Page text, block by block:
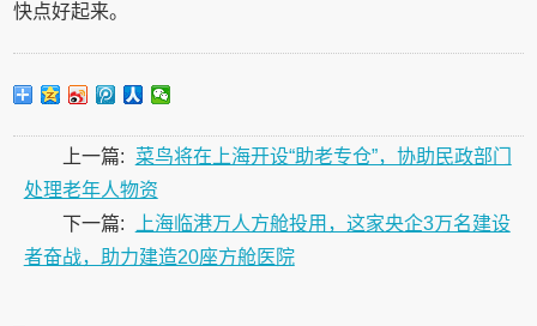
快点好起来。
上一篇:
菜鸟将在上海开设“助老专仓”，协助民政部门
处理老年人物资
下一篇:
上海临港万人方舱投用，这家央企3万名建设
者奋战，助力建造20座方舱医院